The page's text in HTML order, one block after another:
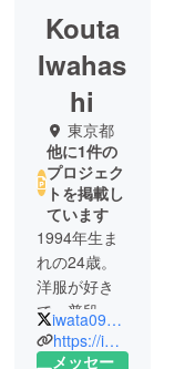
Kouta
Iwahas
hi
東京都
他に1件の
プロジェク
トを掲載し
ています
1994年生ま
れの24歳。
洋服が好き
で、普段は
「いわたの
偏愛コレク
iwata09_com
https://iwatabase.com/
メッセー